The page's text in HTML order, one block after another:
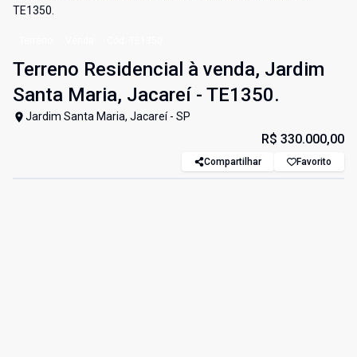
TE1350.
Terreno Residencial à venda, Jardim
Santa Maria, Jacareí - TE1350.
Jardim Santa Maria, Jacareí - SP
R$ 330.000,00
Compartilhar Favorito